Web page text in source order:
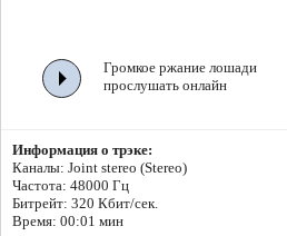
Громкое ржание лошади
прослушать онлайн
Информация о трэке:
Каналы: Joint stereo (Stereo)
Частота: 48000 Гц
Битрейт: 320 Кбит/сек.
Время: 00:01 мин